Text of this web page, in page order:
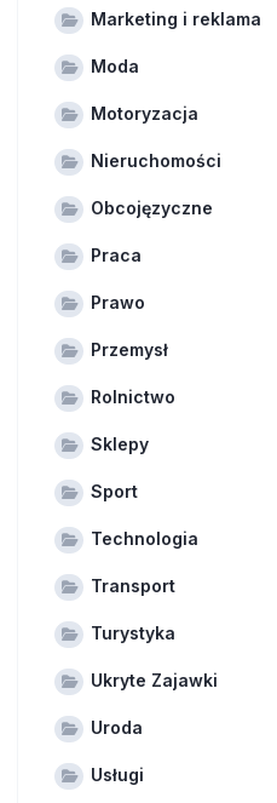
Marketing i reklama
Moda
Motoryzacja
Nieruchomości
Obcojęzyczne
Praca
Prawo
Przemysł
Rolnictwo
Sklepy
Sport
Technologia
Transport
Turystyka
Ukryte Zajawki
Uroda
Usługi